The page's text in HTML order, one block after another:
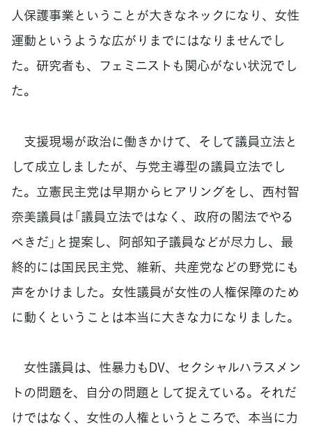
人保護事業ということが大きなネックになり、女性
運動というような広がりまでにはなりませんでし
た。研究者も、フェミニストも関心がない状況でし
た。
支援現場が政治に働きかけて、そして議員立法と
して成立しましたが、与党主導型の議員立法でし
た。立憲民主党は早期からヒアリングをし、西村智
奈美議員は「議員立法ではなく、政府の閣法でやる
べきだ」と提案し、阿部知子議員などが尽力し、最
終的には国民民主党、維新、共産党などの野党にも
声をかけました。女性議員が女性の人権保障のため
に動くということは本当に大きな力になりました。
女性議員は、性暴力もDV、セクシャルハラスメン
トの問題を、自分の問題として捉えている。それだ
けではなく、女性の人権というところで、本当に力